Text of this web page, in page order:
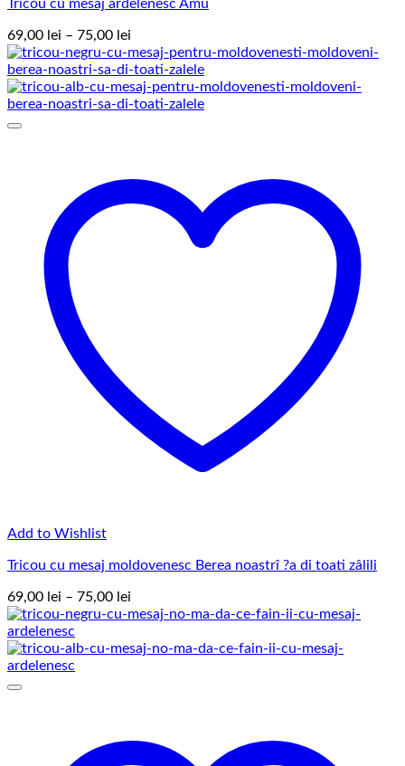
Tricou cu mesaj ardelenesc Amu
69,00 lei – 75,00 lei
de
prețuri:
69,00 lei
până
Add to Wishlist
Tricou cu mesaj moldovenesc Berea noastrî ?a di toati zâlili
69,00 lei – 75,00 lei
de
69,00 lei